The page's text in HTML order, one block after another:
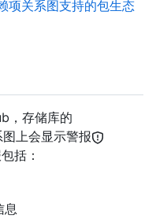
项关系图支持的包生态
，存储库的
上会显示警报
括：
息